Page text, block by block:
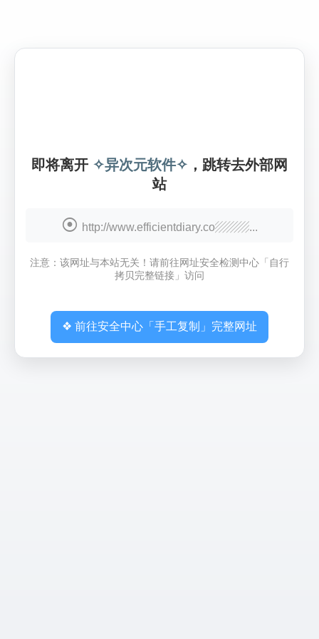
即将离开 ✧异次元软件✧ ，跳转去外部网
站
http://www.efficientdiary.co▨▨▨...
注意：该网址与本站无关！请前往网址安全检测中心「自行
拷贝完整链接」访问
❖ 前往安全中心「手工复制」完整网址